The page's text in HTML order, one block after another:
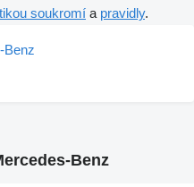
soukromí a pravidly.
Benz
Benz